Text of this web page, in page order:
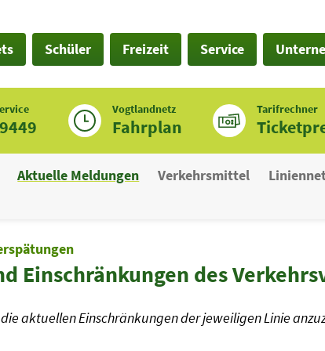
Schüler Freizeit Service
Vogtlandnetz
Fahrplan
Tarifrechner
Aktuelle Meldungen Verkehrsmittel
Einschränkungen des
aktuellen Einschränkungen der jeweiligen Linie